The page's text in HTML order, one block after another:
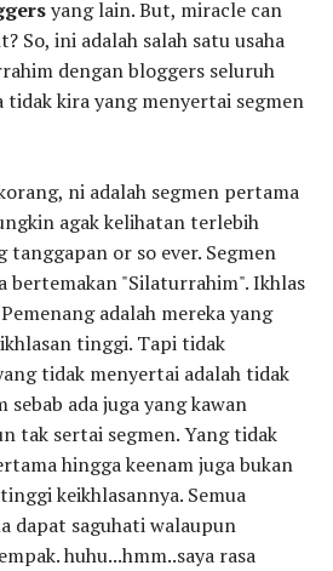
yang lain. But, miracle can
So, ini adalah salah satu usaha
dengan bloggers seluruh
tidak kira yang menyertai segmen
ni adalah segmen pertama
agak kelihatan terlebih
or so ever. Segmen
bertemakan "Silaturrahim". Ikhlas
adalah mereka yang
tinggi. Tapi tidak
tidak menyertai adalah tidak
ada juga yang kawan
tak sertai segmen. Yang tidak
hingga keenam juga bukan
keikhlasannya. Semua
dapat saguhati walaupun
huhu...hmm..saya rasa